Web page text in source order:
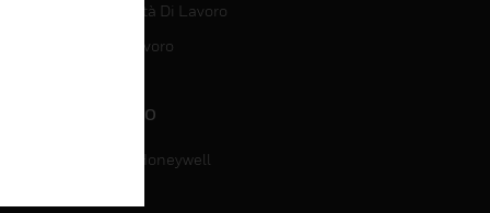
Opportunità Di Lavoro
Ricerca Lavoro
CONTATTO
Contatta Honeywell